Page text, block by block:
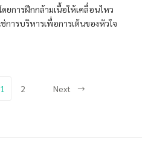
ยการฝึกกล้ามเนื้อให้เคลื่อนไหว
การบริหารเพื่อการเต้นของหัวใจ
1 2 Next